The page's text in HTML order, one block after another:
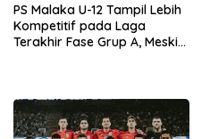
PS Malaka U-12 Tampil Lebih
Kompetitif pada Laga
Terakhir Fase Grup A, Meski